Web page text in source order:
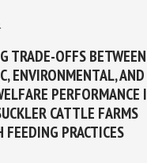
TRADE-OFFS BETWEEN
ENVIRONMENTAL, AND
PERFORMANCE IN
CATTLE FARMS
PRACTICES